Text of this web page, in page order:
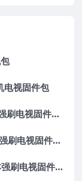
电视固件包
TCL电视V8-S38AT01-LF1V123版本强刷电视固件包下载
TCL电视V8-RT95001-LF1V215版本强刷电视固件包下载
TCL电视V8-0MT5508-LF1V362版本强刷电视固件包下载